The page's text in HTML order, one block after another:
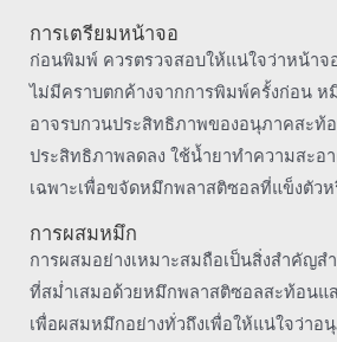
การเตรียมหน้าจอ
ก่อนพิมพ์ ควรตรวจสอบให้แน่ใจว่าหน้า
ไม่มีคราบตกค้างจากการพิมพ์ครั้งก่อน ห
อาจรบกวนประสิทธิภาพของอนุภาคสะท้
ประสิทธิภาพลดลง ใช้น้ำยาทำความสะอ
เฉพาะเพื่อขจัดหมึกพลาสติซอลที่แข็งตัวห
การผสมหมึก
การผสมอย่างเหมาะสมถือเป็นสิ่งสำคัญส
ที่สม่ำเสมอด้วยหมึกพลาสติซอลสะท้อนแส
เพื่อผสมหมึกอย่างทั่วถึงเพื่อให้แน่ใจว่าอ